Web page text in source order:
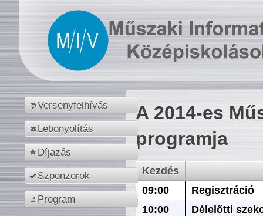
Versenyfelhívás
Lebonyolítás
Díjazás
Szponzorok
Program
A 2014-es
programja
Kezdés
09:00
Regisztráció
10:00
Délelőtti